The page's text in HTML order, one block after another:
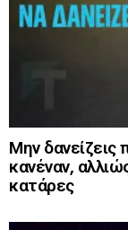
Μην
κανέναν,
κατάρες